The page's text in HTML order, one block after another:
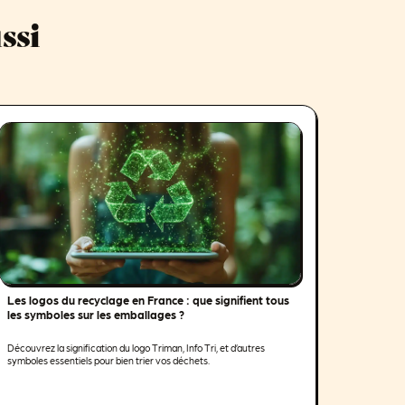
Les logos du recyclage en France : que signifient tous
les symboles sur les emballages ?
Découvrez la signification du logo Triman, Info Tri, et d’autres
symboles essentiels pour bien trier vos déchets.